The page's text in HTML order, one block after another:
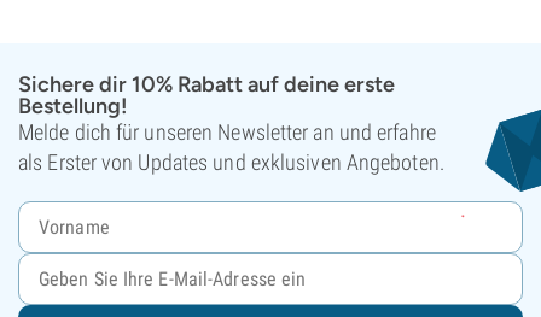
Sichere dir 10% Rabatt auf deine erste
Bestellung!
Melde dich für unseren Newsletter an und erfahre
als Erster von Updates und exklusiven Angeboten.